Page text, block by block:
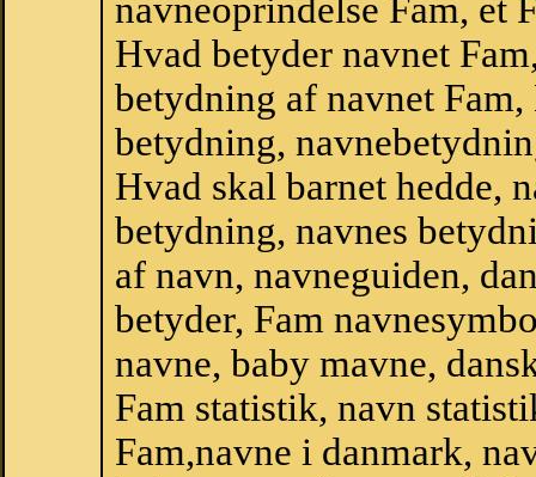
navneoprindelse Fam, et
Hvad betyder navnet
betydning af navnet
betydning,
Hvad skal barnet hedde,
betydning, navnes
af navn, navneguiden,
betyder, Fam
navne, baby mavne,
Fam statistik, navn
Fam,navne i danmark,